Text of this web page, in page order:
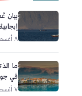
بيان
إيجابية
٨ أغسطس ٢٠٢٦
ما
في
٧ أغسطس ٢٠٢٦